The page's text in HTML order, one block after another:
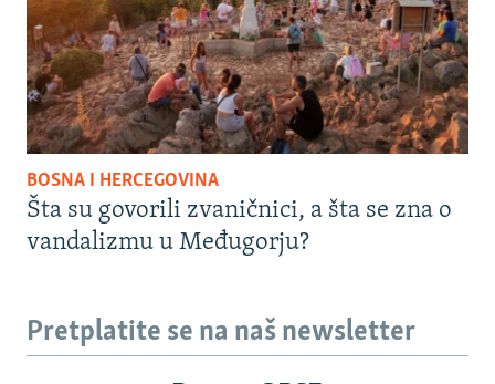
BOSNA I HERCEGOVINA
Šta su govorili zvaničnici, a šta se zna o
vandalizmu u Međugorju?
Pretplatite se na naš newsletter